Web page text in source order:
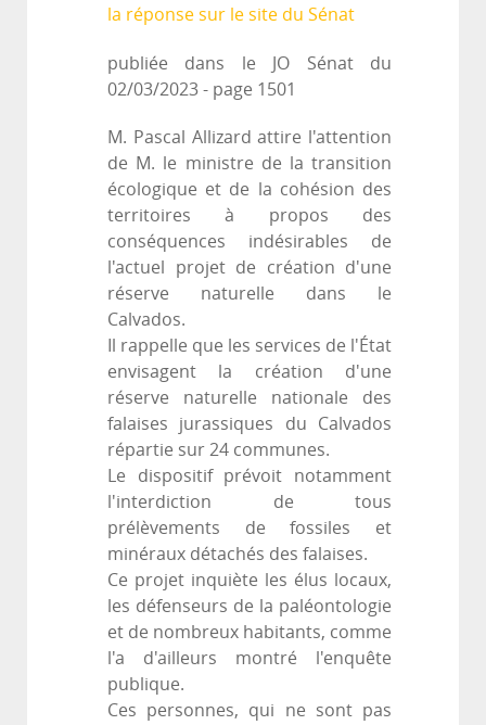
la réponse sur le site du Sénat
publiée dans le JO Sénat du
02/03/2023 - page 1501
M. Pascal Allizard attire l'attention
de M. le ministre de la transition
écologique et de la cohésion des
territoires à propos des
conséquences indésirables de
l'actuel projet de création d'une
réserve naturelle dans le
Calvados.
Il rappelle que les services de l'État
envisagent la création d'une
réserve naturelle nationale des
falaises jurassiques du Calvados
répartie sur 24 communes.
Le dispositif prévoit notamment
l'interdiction de tous
prélèvements de fossiles et
minéraux détachés des falaises.
Ce projet inquiète les élus locaux,
les défenseurs de la paléontologie
et de nombreux habitants, comme
l'a d'ailleurs montré l'enquête
publique.
Ces personnes, qui ne sont pas